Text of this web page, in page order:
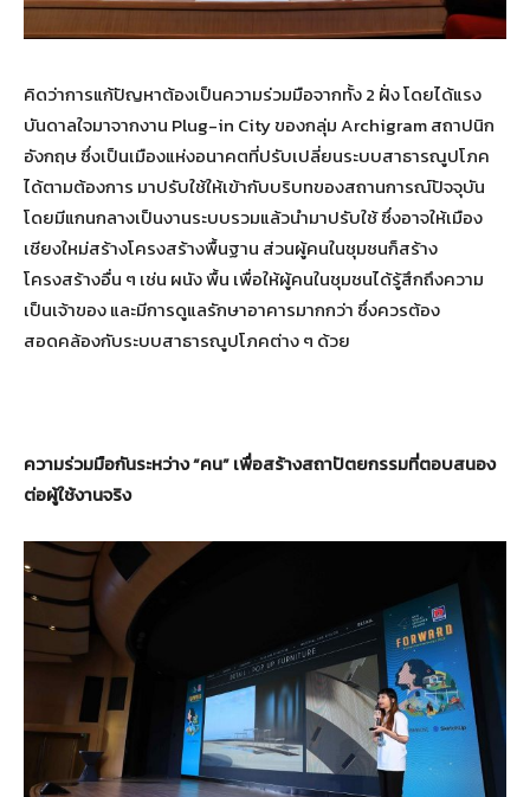
คิดว่าการแก้ปัญหาต้องเป็นความร่วมมือจากทั้ง 2 ฝั่ง โดยได้แรง
บันดาลใจมาจากงาน Plug-in City ของกลุ่ม Archigram สถาปนิก
อังกฤษ ซึ่งเป็นเมืองแห่งอนาคตที่ปรับเปลี่ยนระบบสาธารณูปโภค
ได้ตามต้องการ มาปรับใช้ให้เข้ากับบริบทของสถานการณ์ปัจจุบัน
โดยมีแกนกลางเป็นงานระบบรวมแล้วนำมาปรับใช้ ซึ่งอาจให้เมือง
เชียงใหม่สร้างโครงสร้างพื้นฐาน ส่วนผู้คนในชุมชนก็สร้าง
โครงสร้างอื่น ๆ เช่น ผนัง พื้น เพื่อให้ผู้คนในชุมชนได้รู้สึกถึงความ
เป็นเจ้าของ และมีการดูแลรักษาอาคารมากกว่า ซึ่งควรต้อง
สอดคล้องกับระบบสาธารณูปโภคต่าง ๆ ด้วย
ความร่วมมือกันระหว่าง “คน” เพื่อสร้างสถาปัตยกรรมที่ตอบสนอง
ต่อผู้ใช้งานจริง